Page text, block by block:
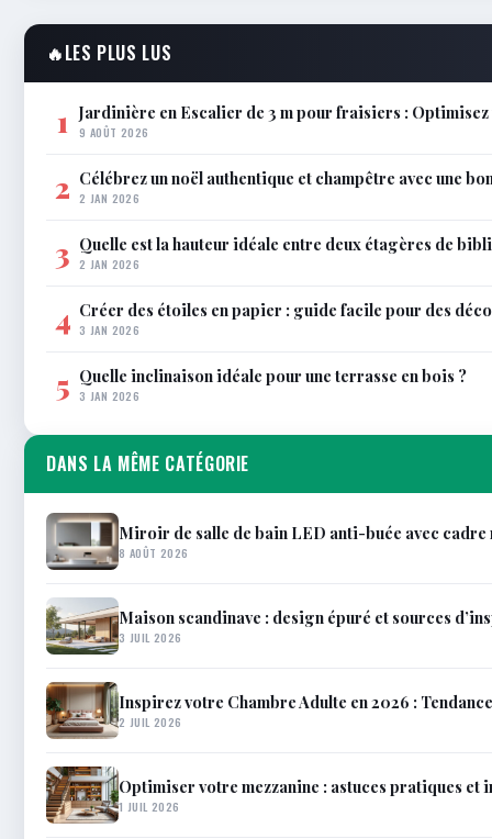
🔥LES PLUS LUS
1 Jardinière en Escalier de 3 m pour fraisiers :
9 AOÛT 2026
2 Célébrez un noël authentique et champêtre avec une
2 JAN 2026
3 Quelle est la hauteur idéale entre deux étagères de
2 JAN 2026
4 Créer des étoiles en papier : guide facile pour des
3 JAN 2026
5 Quelle inclinaison idéale pour une terrasse en bois ?
3 JAN 2026
DANS LA MÊME CATÉGORIE
Miroir de salle de bain LED anti-buée avec
8 AOÛT 2026
Maison scandinave : design épuré et sources
3 JUIL 2026
Inspirez votre Chambre Adulte en 2026 :
2 JUIL 2026
Optimiser votre mezzanine : astuces pratiques et
1 JUIL 2026